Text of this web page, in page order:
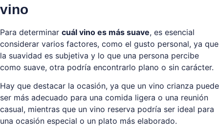
vino
Para determinar cuál vino es más suave, es esencial
considerar varios factores, como el gusto personal, ya que
la suavidad es subjetiva y lo que una persona percibe
como suave, otra podría encontrarlo plano o sin carácter.
Hay que destacar la ocasión, ya que un vino crianza puede
ser más adecuado para una comida ligera o una reunión
casual, mientras que un vino reserva podría ser ideal para
una ocasión especial o un plato más elaborado.